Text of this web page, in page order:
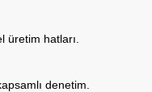
üretim hatları.
denetim.